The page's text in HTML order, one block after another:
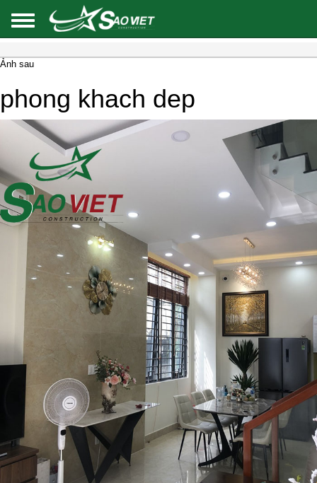
Ảnh sau
phong khach dep